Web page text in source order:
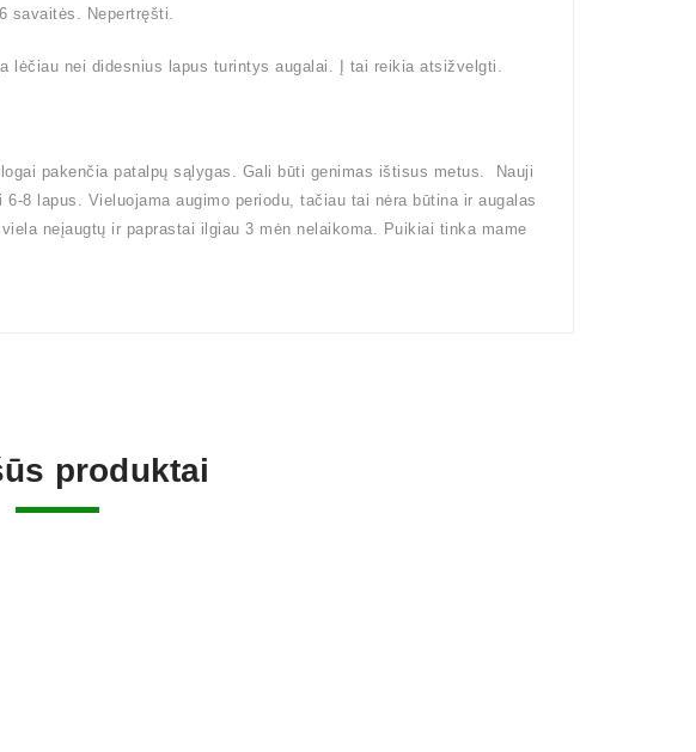
savaitės. Nepertręšti.
lėčiau nei didesnius lapus turintys augalai. Į tai reikia atsižvelgti.
pakenčia patalpų sąlygas. Gali būti genimas ištisus metus. Nauji
8 lapus. Vieluojama augimo periodu, tačiau tai nėra būtina ir augalas
neįaugtų ir paprastai ilgiau 3 mėn nelaikoma. Puikiai tinka mame
produktai